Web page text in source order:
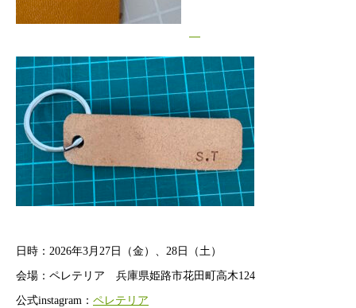
日時：2026年3月27日（金）、28日（土）
会場：ペレテリア 兵庫県姫路市花田町高木124
公式instagram： ペレテリア